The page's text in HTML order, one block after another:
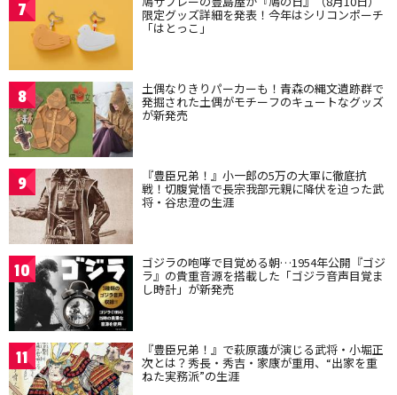
7 限定グッズ詳細を発表！今年はシリコンポーチ
「はとっこ」
8 土偶なりきりパーカーも！青森の縄文遺跡群で
発掘された土偶がモチーフのキュートなグッズ
が新発売
9 『豊臣兄弟！』小一郎の5万の大軍に徹底抗
戦！切腹覚悟で長宗我部元親に降伏を迫った武
将・谷忠澄の生涯
10 ゴジラの咆哮で目覚める朝…1954年公開『ゴジ
ラ』の貴重音源を搭載した「ゴジラ音声目覚ま
し時計」が新発売
11 『豊臣兄弟！』で萩原護が演じる武将・小堀正
次とは？秀長・秀吉・家康が重用、“出家を重
ねた実務派”の生涯